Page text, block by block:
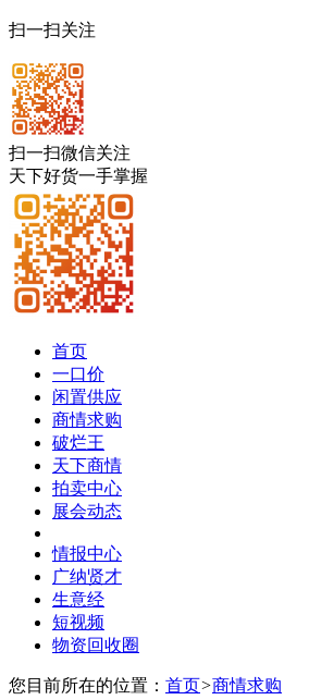
扫一扫关注
扫一扫微信关注
天下好货一手掌握
首页
一口价
闲置供应
商情求购
破烂王
天下商情
拍卖中心
展会动态
情报中心
广纳贤才
生意经
短视频
物资回收圈
您目前所在的位置： 首页>商情求购